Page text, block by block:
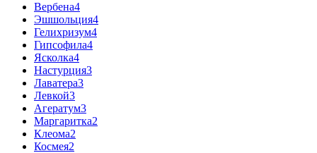
Вербена4
Эшшольция4
Гелихризум4
Гипсофила4
Ясколка4
Настурция3
Лаватера3
Левкой3
Агератум3
Маргаритка2
Клеома2
Космея2